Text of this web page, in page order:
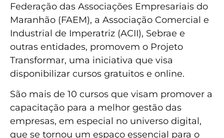
Federação das Associações Empresariais do
Maranhão (FAEM), a Associação Comercial e
Industrial de Imperatriz (ACII), Sebrae e
outras entidades, promovem o Projeto
Transformar, uma iniciativa que visa
disponibilizar cursos gratuitos e online.
São mais de 10 cursos que visam promover a
capacitação para a melhor gestão das
empresas, em especial no universo digital,
que se tornou um espaço essencial para o